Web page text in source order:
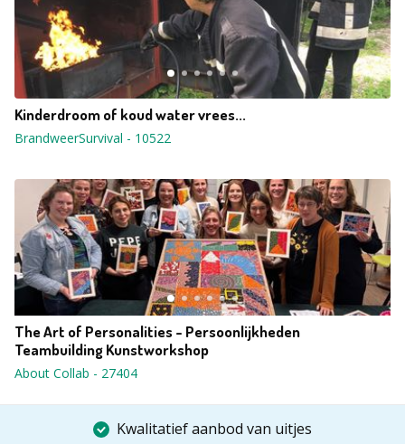
Kinderdroom of koud water vrees...
BrandweerSurvival - 10522
The Art of Personalities - Persoonlijkheden
Teambuilding Kunstworkshop
About Collab - 27404
Kwalitatief aanbod van uitjes